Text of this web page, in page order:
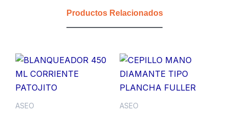
Productos Relacionados
ASEO ASEO